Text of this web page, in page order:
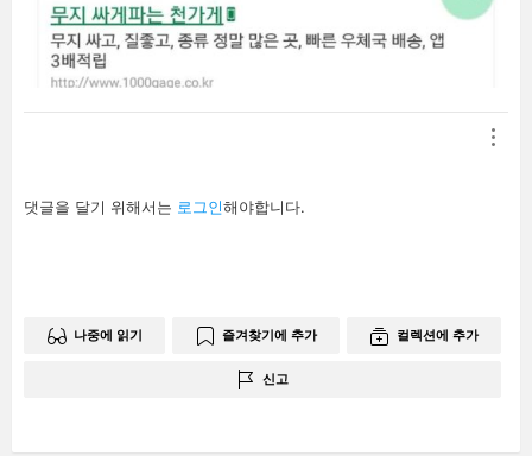
답
글
댓글을 달기 위해서는 로그인해야합니다.
나중에 읽기 즐겨찾기에 추가 컬렉션에 추가
신고